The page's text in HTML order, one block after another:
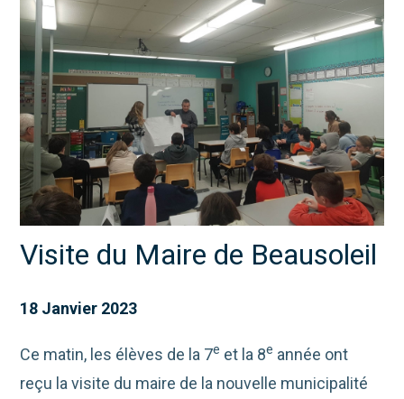
Visite du Maire de Beausoleil
18 Janvier 2023
Ce matin, les élèves de la 7e et la 8e année ont
reçu la visite du maire de la nouvelle municipalité